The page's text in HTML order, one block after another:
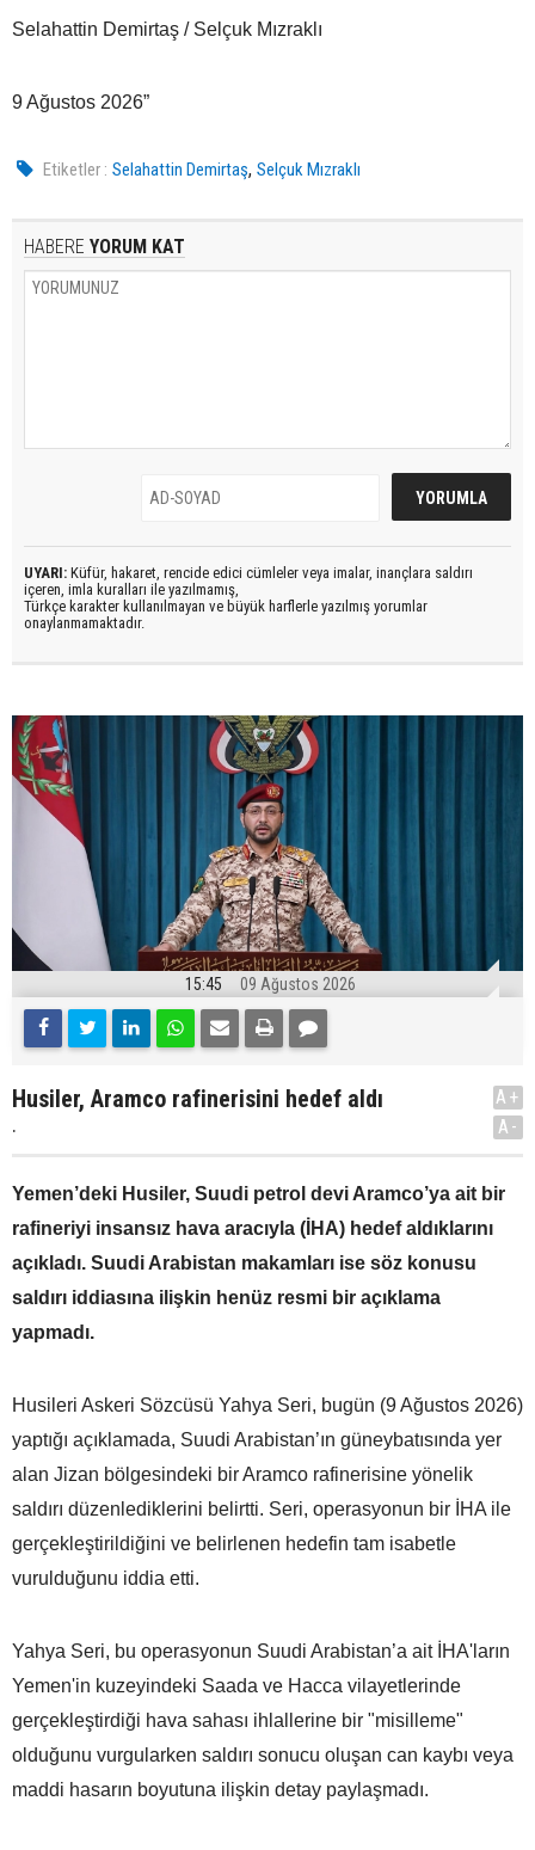
Selahattin Demirtaş / Selçuk Mızraklı
9 Ağustos 2026”
Etiketler : Selahattin Demirtaş,Selçuk Mızraklı
HABERE YORUM KAT
UYARI: Küfür, hakaret, rencide edici cümleler veya imalar, inançlara saldırı
içeren, imla kuralları ile yazılmamış,
Türkçe karakter kullanılmayan ve büyük harflerle yazılmış yorumlar
onaylanmamaktadır.
15:45 09 Ağustos 2026
Husiler, Aramco rafinerisini hedef aldı
.
A+
A-
Yemen’deki Husiler, Suudi petrol devi Aramco’ya ait bir
rafineriyi insansız hava aracıyla (İHA) hedef aldıklarını
açıkladı. Suudi Arabistan makamları ise söz konusu
saldırı iddiasına ilişkin henüz resmi bir açıklama
yapmadı.
Husileri Askeri Sözcüsü Yahya Seri, bugün (9 Ağustos 2026)
yaptığı açıklamada, Suudi Arabistan’ın güneybatısında yer
alan Jizan bölgesindeki bir Aramco rafinerisine yönelik
saldırı düzenlediklerini belirtti. Seri, operasyonun bir İHA ile
gerçekleştirildiğini ve belirlenen hedefin tam isabetle
vurulduğunu iddia etti.
Yahya Seri, bu operasyonun Suudi Arabistan’a ait İHA'ların
Yemen'in kuzeyindeki Saada ve Hacca vilayetlerinde
gerçekleştirdiği hava sahası ihlallerine bir "misilleme"
olduğunu vurgularken saldırı sonucu oluşan can kaybı veya
maddi hasarın boyutuna ilişkin detay paylaşmadı.